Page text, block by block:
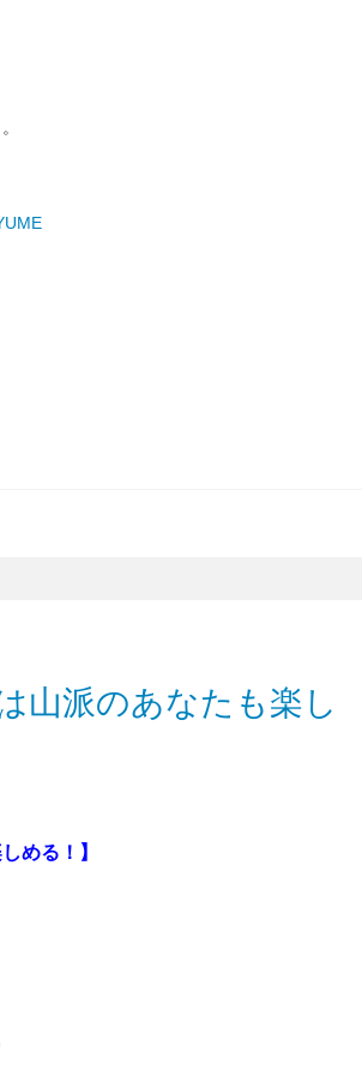
山派のあなたも楽し
める！】